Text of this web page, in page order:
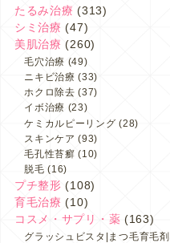
たるみ治療 (313)
シミ治療 (47)
美肌治療 (260)
毛穴治療 (49)
ニキビ治療 (33)
ホクロ除去 (37)
イボ治療 (23)
ケミカルピーリング (28)
スキンケア (93)
毛孔性苔癬 (10)
脱毛 (16)
プチ整形 (108)
育毛治療 (10)
コスメ・サプリ・薬 (163)
グラッシュビスタ|まつ毛育毛剤